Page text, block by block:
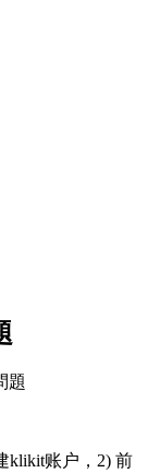
題
klikit账户，2) 前